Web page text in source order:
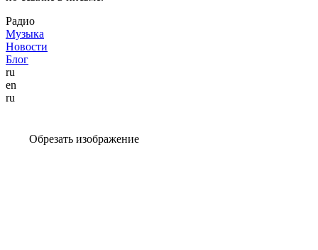
Радио
Музыка
Новости
Блог
ru
en
ru
Обрезать изображение